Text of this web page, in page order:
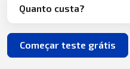
Quanto custa?
Começar teste grátis